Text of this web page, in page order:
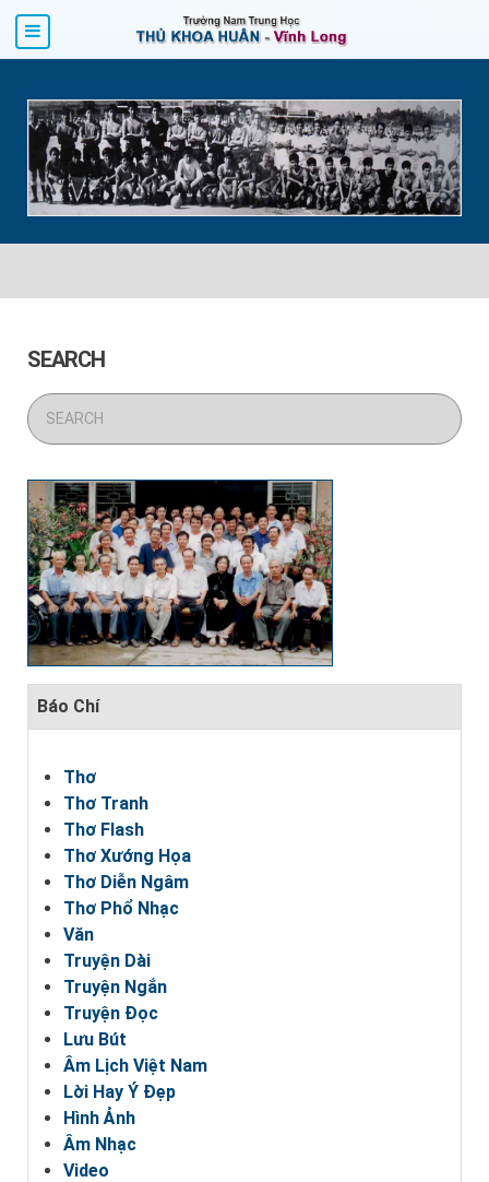
SEARCH
Báo Chí
Thơ
Thơ Tranh
Thơ Flash
Thơ Xướng Họa
Thơ Diễn Ngâm
Thơ Phổ Nhạc
Văn
Truyện Dài
Truyện Ngắn
Truyện Đọc
Lưu Bút
Âm Lịch Việt Nam
Lời Hay Ý Đẹp
Hình Ảnh
Âm Nhạc
Video